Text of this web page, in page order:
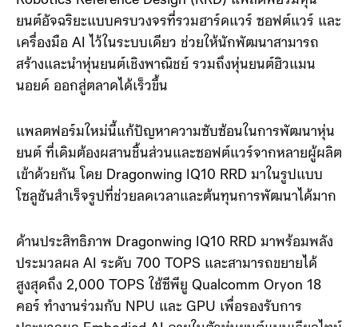
ในงานนี้ Qualcomm ได้เปิดตัว Dragonwing IQ10
Robotics Reference Design (RRD) แพลตฟอร์มหุ่น
ยนต์อัจฉริยะแบบครบวงจรที่รวมฮาร์ดแวร์ ซอฟต์แวร์ และ
สร้างและนำหุ่นยนต์เชิงพาณิชย์ รวมถึงหุ่นยนต์ฮิวแมน
นอยด์ ออกสู่ตลาดได้เร็วขึ้น
แพลตฟอร์มใหม่นี้แก้ปัญหาความซับซ้อนในการพัฒนาหุ่น
เข้าด้วยกัน โดย Dragonwing IQ10 RRD มาในรูปแบบ
โซลูชันสำเร็จรูปที่ช่วยลดเวลาและต้นทุนการพัฒนาได้มาก
ด้านประสิทธิภาพ Dragonwing IQ10 RRD มาพร้อมพลัง